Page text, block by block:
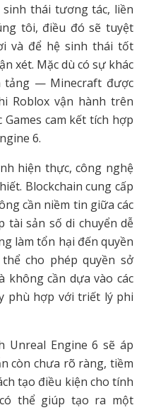
thái tương tác, liền
tôi, điều đó sẽ tuyệt
và để hệ sinh thái tốt
xét. Mặc dù có sự khác
tảng — Minecraft được
Roblox vận hành trên
cam kết tích hợp
6.
hiện thực, công nghệ
Blockchain cung cấp
cần niềm tin giữa các
tài sản số di chuyển dễ
làm tổn hại đến quyền
cho phép quyền sở
không cần dựa vào các
phù hợp với triết lý phi
Unreal Engine 6 sẽ áp
còn chưa rõ ràng, tiềm
tạo điều kiện cho tính
thể giúp tạo ra một